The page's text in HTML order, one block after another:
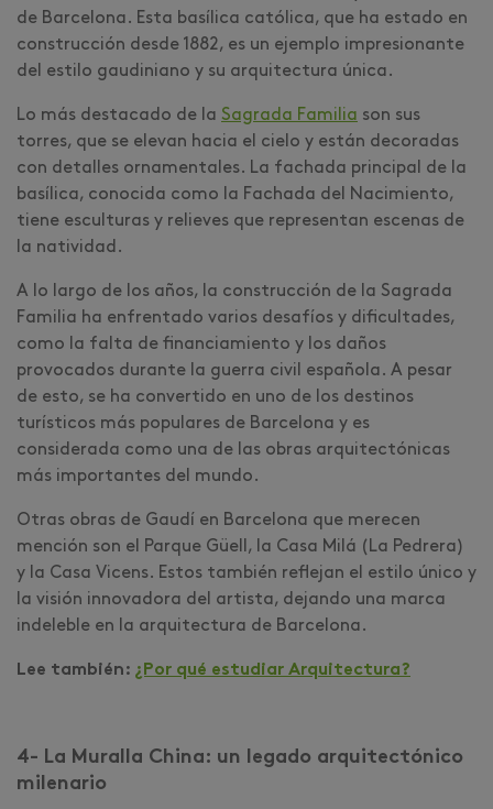
de Barcelona. Esta basílica católica, que ha estado en
construcción desde 1882, es un ejemplo impresionante
del estilo gaudiniano y su arquitectura única.
Lo más destacado de la Sagrada Familia son sus
torres, que se elevan hacia el cielo y están decoradas
con detalles ornamentales. La fachada principal de la
basílica, conocida como la Fachada del Nacimiento,
tiene esculturas y relieves que representan escenas de
la natividad.
A lo largo de los años, la construcción de la Sagrada
Familia ha enfrentado varios desafíos y dificultades,
como la falta de financiamiento y los daños
provocados durante la guerra civil española. A pesar
de esto, se ha convertido en uno de los destinos
turísticos más populares de Barcelona y es
considerada como una de las obras arquitectónicas
más importantes del mundo.
Otras obras de Gaudí en Barcelona que merecen
mención son el Parque Güell, la Casa Milá (La Pedrera)
y la Casa Vicens. Estos también reflejan el estilo único y
la visión innovadora del artista, dejando una marca
indeleble en la arquitectura de Barcelona.
Lee también: ¿Por qué estudiar Arquitectura?
4- La Muralla China: un legado arquitectónico
milenario